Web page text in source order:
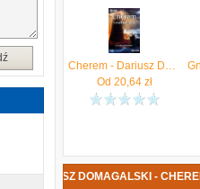
Cherem - Dariusz Domagalski
Od 20,64zł
DARIUSZ DOMAGALSKI -